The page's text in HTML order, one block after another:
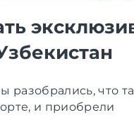
разобрались, что
и приобрели